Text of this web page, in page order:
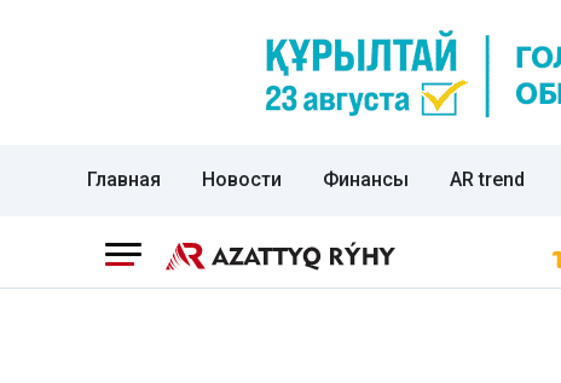
Главная Новости Финансы AR trend